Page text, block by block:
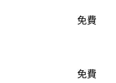
免費
免費